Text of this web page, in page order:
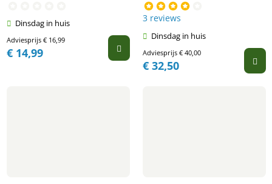
Dinsdag in huis
Adviesprijs €16,99
€14,99
3 reviews
Dinsdag in huis
Adviesprijs €40,00
€32,50